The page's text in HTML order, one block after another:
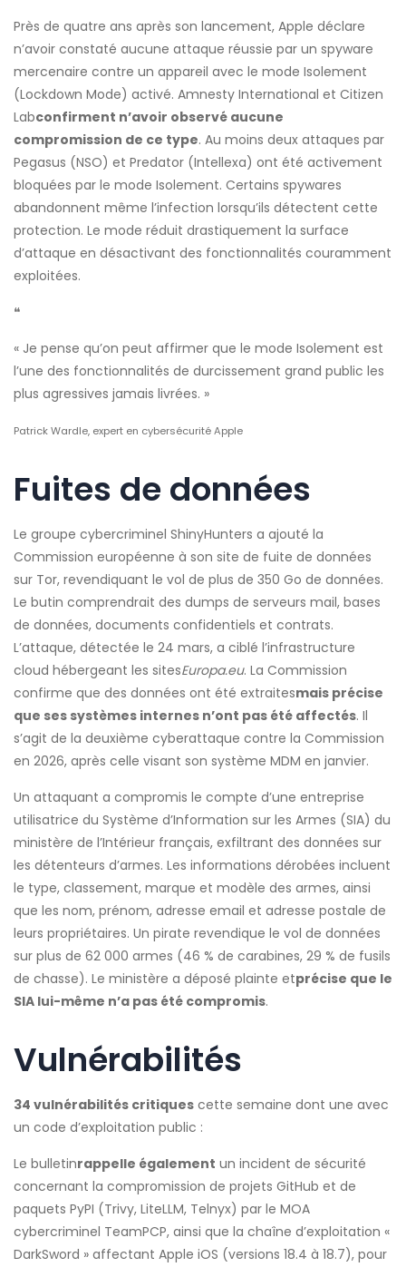
Près de quatre ans après son lancement, Apple déclare
n’avoir constaté aucune attaque réussie par un spyware
mercenaire contre un appareil avec le mode Isolement
(Lockdown Mode) activé. Amnesty International et Citizen
Labconfirment n’avoir observé aucune
compromission de ce type. Au moins deux attaques par
Pegasus (NSO) et Predator (Intellexa) ont été activement
bloquées par le mode Isolement. Certains spywares
abandonnent même l’infection lorsqu’ils détectent cette
protection. Le mode réduit drastiquement la surface
d’attaque en désactivant des fonctionnalités couramment
exploitées.
❝
« Je pense qu’on peut affirmer que le mode Isolement est
l’une des fonctionnalités de durcissement grand public les
plus agressives jamais livrées. »
Patrick Wardle, expert en cybersécurité Apple
Fuites de données
Le groupe cybercriminel ShinyHunters a ajouté la
Commission européenne à son site de fuite de données
sur Tor, revendiquant le vol de plus de 350 Go de données.
Le butin comprendrait des dumps de serveurs mail, bases
de données, documents confidentiels et contrats.
L’attaque, détectée le 24 mars, a ciblé l’infrastructure
cloud hébergeant les sitesEuropa.eu. La Commission
confirme que des données ont été extraitesmais précise
que ses systèmes internes n’ont pas été affectés. Il
s’agit de la deuxième cyberattaque contre la Commission
en 2026, après celle visant son système MDM en janvier.
Un attaquant a compromis le compte d’une entreprise
utilisatrice du Système d’Information sur les Armes (SIA) du
ministère de l’Intérieur français, exfiltrant des données sur
les détenteurs d’armes. Les informations dérobées incluent
le type, classement, marque et modèle des armes, ainsi
que les nom, prénom, adresse email et adresse postale de
leurs propriétaires. Un pirate revendique le vol de données
sur plus de 62 000 armes (46 % de carabines, 29 % de fusils
de chasse). Le ministère a déposé plainte etprécise que le
SIA lui-même n’a pas été compromis.
Vulnérabilités
34 vulnérabilités critiques cette semaine dont une avec
un code d’exploitation public :
Le bulletinrappelle également un incident de sécurité
concernant la compromission de projets GitHub et de
paquets PyPI (Trivy, LiteLLM, Telnyx) par le MOA
cybercriminel TeamPCP, ainsi que la chaîne d’exploitation «
DarkSword » affectant Apple iOS (versions 18.4 à 18.7), pour